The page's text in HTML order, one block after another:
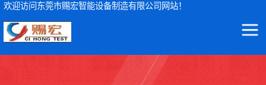
欢迎访问东莞市赐宏智能设备制造有限公司网站！
东莞市赐宏智能设备制造有限公司